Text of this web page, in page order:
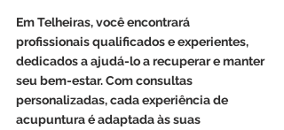
Em Telheiras, você encontrará
profissionais qualificados e experientes,
dedicados a ajudá-lo a recuperar e manter
seu bem-estar. Com consultas
personalizadas, cada experiência de
acupuntura é adaptada às suas